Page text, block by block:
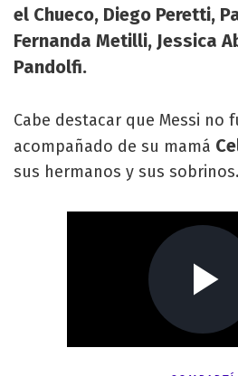
el Chueco, Diego Peretti,
Fernanda Metilli, Jessica
Pandolfi.
Cabe destacar que Messi no
acompañado de su mamá
sus hermanos y sus sobrinos.